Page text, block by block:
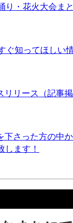
り・花火大会ま
ぐ知ってほしい
リリース（記事掲
下さった方の中
します！